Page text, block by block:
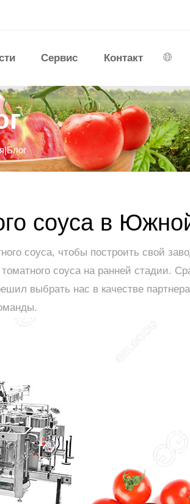
Сервис Контакт
|Блог
соуса в
соуса, чтобы построить свой
соуса на ранней стадии.
выбрать нас в качестве